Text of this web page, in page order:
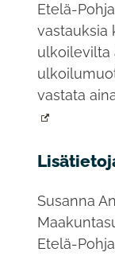
Etelä-
vastauksia
ulkoilevilta
vastata
Susanna
Etelä-